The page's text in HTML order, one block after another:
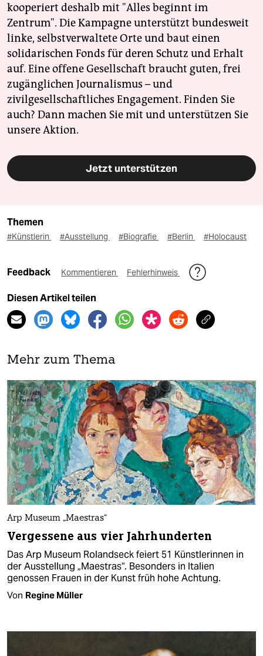
kooperiert deshalb mit "Alles beginnt im
Zentrum". Die Kampagne unterstützt bundesweit
linke, selbstverwaltete Orte und baut einen
solidarischen Fonds für deren Schutz und Erhalt
auf. Eine offene Gesellschaft braucht guten, frei
zugänglichen Journalismus – und
zivilgesellschaftliches Engagement. Finden Sie
auch? Dann machen Sie mit und unterstützen Sie
unsere Aktion.
Jetzt unterstützen
Themen
#Künstlerin #Ausstellung #Biografie #Berlin #Holocaust
Feedback Kommentieren Fehlerhinweis
Diesen Artikel teilen
Mehr zum Thema
Arp Museum „Maestras“
Vergessene aus vier Jahrhunderten
Das Arp Museum Rolandseck feiert 51 Künstlerinnen in
der Ausstellung „Maestras“. Besonders in Italien
genossen Frauen in der Kunst früh hohe Achtung.
Von Regine Müller